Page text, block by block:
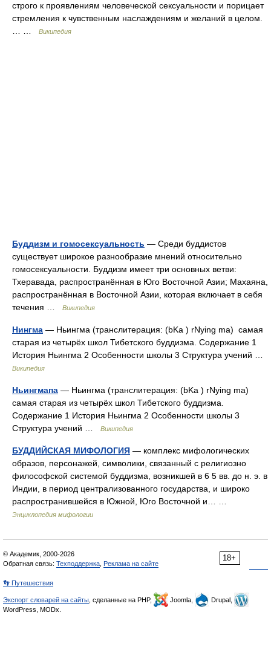
строго к проявлениям человеческой сексуальности и порицает
стремления к чувственным наслаждениям и желаний в целом.
… …
Википедия
Буддизм и гомосексуальность — Среди буддистов
существует широкое разнообразие мнений относительно
гомосексуальности. Буддизм имеет три основных ветви:
Тхеравада, распространённая в Юго Восточной Азии; Махаяна,
распространённая в Восточной Азии, которая включает в себя
течения …
Википедия
Нингма — Ньингма (транслитерация: (bKa ) rNying ma) самая
старая из четырёх школ Тибетского буддизма. Содержание 1
История Ньингма 2 Особенности школы 3 Структура учений …
Википедия
Ньингмапа — Ньингма (транслитерация: (bKa ) rNying ma)
самая старая из четырёх школ Тибетского буддизма.
Содержание 1 История Ньингма 2 Особенности школы 3
Структура учений …
Википедия
БУДДИЙСКАЯ МИФОЛОГИЯ — комплекс мифологических
образов, персонажей, символики, связанный с религиозно
философской системой буддизма, возникшей в 6 5 вв. до н. э. в
Индии, в период централизованного государства, и широко
распространившейся в Южной, Юго Восточной и… …
Энциклопедия мифологии
18+
© Академик, 2000-2026
Обратная связь: Техподдержка Реклама на сайте
👣 Путешествия
Экспорт словарей на сайты , сделанные на PHP, Joomla,
Drupal,
WordPress, MODx.